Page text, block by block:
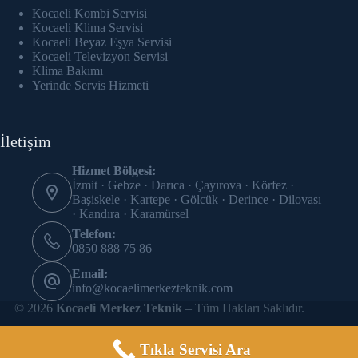
Panel
panel
panel
panel
panel
panel
panel
panel
Kocaeli Kombi Servisi
Kocaeli Klima Servisi
Kocaeli Beyaz Eşya Servisi
Kocaeli Televizyon Servisi
Klima Bakımı
Yerinde Servis Hizmeti
İletişim
Hizmet Bölgesi:
İzmit · Gebze · Darıca · Çayırova · Körfez ·
Başiskele · Kartepe · Gölcük · Derince · Dilovası
· Kandıra · Karamürsel
Telefon:
0850 888 75 86
Email:
info@kocaelimerkezteknik.com
© 2026Kocaeli Merkez Teknik – Tüm Hakları Saklıdır.
Tıkla Servisi Ara